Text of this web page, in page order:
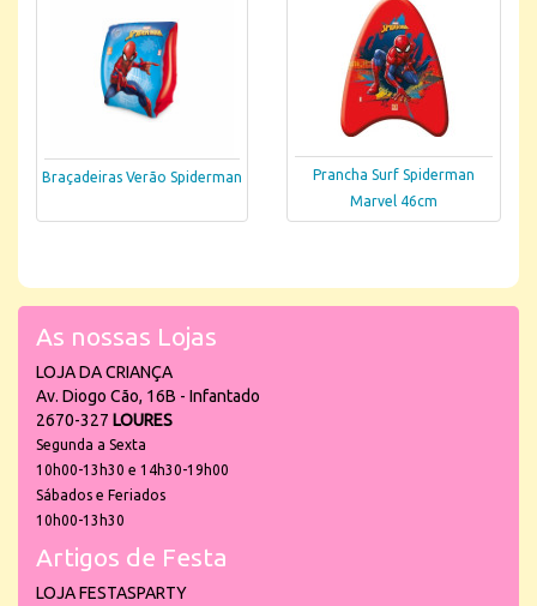
Braçadeiras Verão Spiderman
Prancha Surf Spiderman
Marvel 46cm
As nossas Lojas
LOJA DA CRIANÇA
Av. Diogo Cão, 16B - Infantado
2670-327 LOURES
Segunda a Sexta
10h00-13h30 e 14h30-19h00
Sábados e Feriados
10h00-13h30
Artigos de Festa
LOJA FESTASPARTY